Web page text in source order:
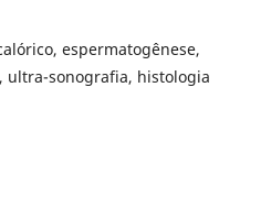
espermatogênese,
ultra-sonografia, histologia